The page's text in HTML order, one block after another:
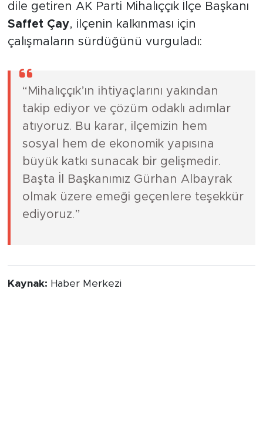
dile getiren AK Parti Mihalıççık İlçe Başkanı
Saffet Çay, ilçenin kalkınması için
çalışmaların sürdüğünü vurguladı:
“Mihalıççık’ın ihtiyaçlarını yakından
takip ediyor ve çözüm odaklı adımlar
atıyoruz. Bu karar, ilçemizin hem
sosyal hem de ekonomik yapısına
büyük katkı sunacak bir gelişmedir.
Başta İl Başkanımız Gürhan Albayrak
olmak üzere emeği geçenlere teşekkür
ediyoruz.”
Kaynak: Haber Merkezi